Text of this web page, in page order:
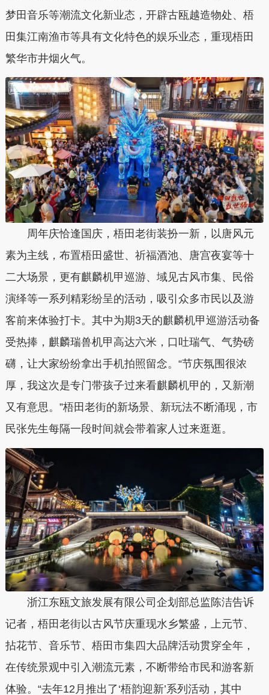
梦田音乐等潮流文化新业态，开辟古瓯越造物处、梧
田集江南渔市等具有文化特色的娱乐业态，重现梧田
繁华市井烟火气。
周年庆恰逢国庆，梧田老街装扮一新，以唐风元
素为主线，布置梧田盛世、祈福酒池、唐宫夜宴等十
二大场景，更有麒麟机甲巡游、域见古风市集、民俗
演绎等一系列精彩纷呈的活动，吸引众多市民以及游
客前来体验打卡。其中为期3天的麒麟机甲巡游活动备
受热捧，麒麟瑞兽机甲高达六米，口吐瑞气、气势磅
礴，让大家纷纷拿出手机拍照留念。“节庆氛围很浓
厚，我这次是专门带孩子过来看麒麟机甲的，又新潮
又有意思。”梧田老街的新场景、新玩法不断涌现，市
民张先生每隔一段时间就会带着家人过来逛逛。
浙江东瓯文旅发展有限公司企划部总监陈洁告诉
记者，梧田老街以古风节庆重现水乡繁盛，上元节、
拈花节、音乐节、梧田市集四大品牌活动贯穿全年，
在传统景观中引入潮流元素，不断带给市民和游客新
体验。“去年12月推出了‘梧韵迎新’系列活动，其中